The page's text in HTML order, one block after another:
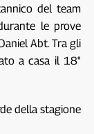
del team
le prove
Abt. Tra gli
a casa il 18°
della stagione